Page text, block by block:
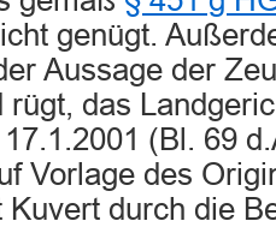
genügt.
Aussage der
rügt, das
(Bl. 69
Vorlage des
Kuvert durch die